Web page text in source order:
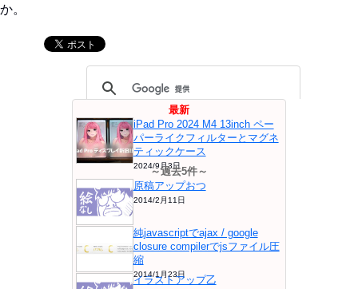
か。
最新
iPad Pro 2024 M4 13inch ペー
パーライクフィルターとマグネ
ティックケース
2024/9月3日
～過去5件～
原稿アップおつ
2014/2月11日
純javascriptでajax / google
closure compilerでjsファイル圧
縮
2014/1月23日
イラストアップ乙